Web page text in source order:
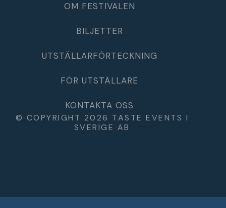
OM FESTIVALEN
BILJETTER
UTSTÄLLARFÖRTECKNING
FÖR UTSTÄLLARE
KONTAKTA OSS
© COPYRIGHT 2026 TASTE EVENTS I
SVERIGE AB